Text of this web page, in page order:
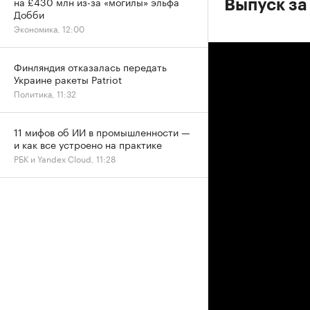
Выпуск
Добби
Экономика, 12:00
Финляндия отказалась передать
Украине ракеты Patriot
Политика, 11:32
11 мифов об ИИ в промышленности —
и как все устроено на практике
РБК и Yandex Cloud, 11:28